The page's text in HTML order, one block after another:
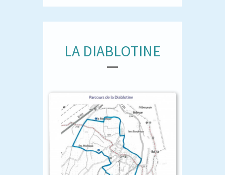
LA DIABLOTINE